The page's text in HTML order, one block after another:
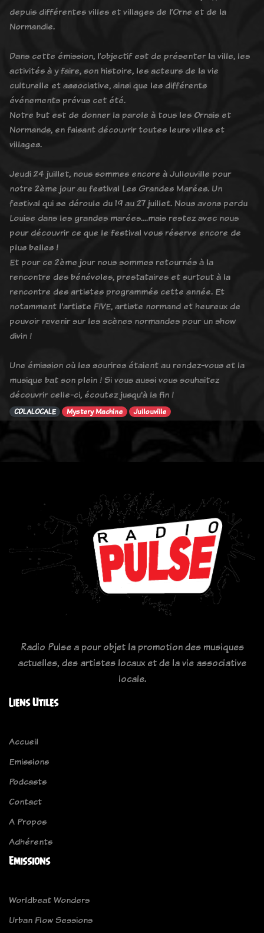
depuis différentes villes et villages de l’Orne et de la
Normandie.
Dans cette émission, l’objectif est de présenter la ville, les
activités à y faire, son histoire, les acteurs de la vie
culturelle et associative, ainsi que les différents
événements prévus cet été.
Notre but est de donner la parole à tous les Ornais et
Normands, en faisant découvrir toutes leurs villes et
villages.
Jeudi 24 juillet, nous sommes encore à Jullouville pour
notre 2ème jour au festival Les Grandes Marées. Un
festival qui se déroule du 19 au 27 juillet. Nous avons perdu
Louise dans les grandes marées....mais restez avec nous
pour découvrir ce que le festival vous réserve encore de
plus belles !
Et pour ce 2ème jour nous sommes retournés à la
rencontre des bénévoles, prestataires et surtout à la
rencontre des artistes programmés cette année. Et
notamment l'artiste FIVE, artiste normand et heureux de
pouvoir revenir sur les scènes normandes pour un show
divin !
Une émission où les sourires étaient au rendez-vous et la
musique bat son plein ! Si vous aussi vous souhaitez
découvrir celle-ci, écoutez jusqu'à la fin !
CDLALOCALE Mystery Machine Jullouville
Radio Pulse a pour objet la promotion des musiques
actuelles, des artistes locaux et de la vie associative
locale.
Liens Utiles
Accueil
Emissions
Podcasts
Contact
A Propos
Adhérents
Emissions
Worldbeat Wonders
Urban Flow Sessions